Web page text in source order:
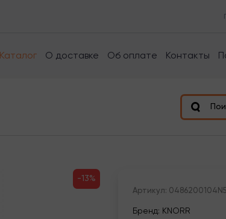
Каталог О доставке Об оплате Контакты
-13%
Артикул:
Бренд: KNORR